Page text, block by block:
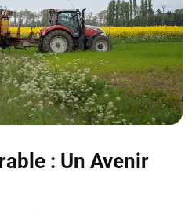
: Un Avenir